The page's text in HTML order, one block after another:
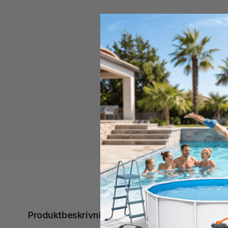
Produktbeskrivning